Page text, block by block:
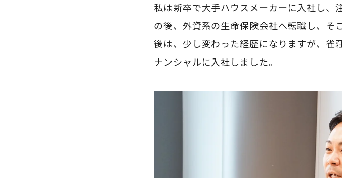
私は新卒で大手ハウスメーカーに入社し、
の後、外資系の生命保険会社へ転職し、そ
後は、少し変わった経歴になりますが、雀
ナンシャルに入社しました。